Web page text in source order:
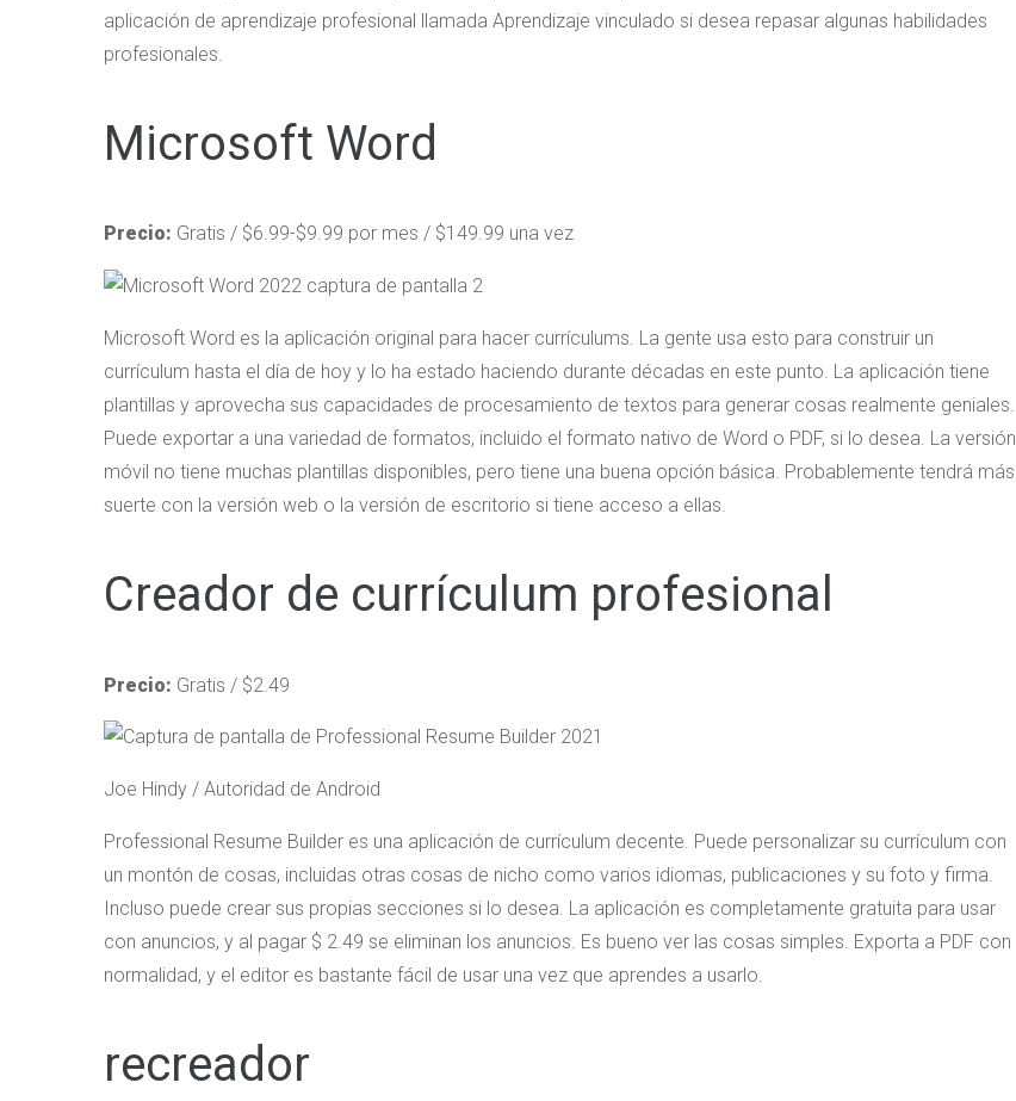
aplicación de aprendizaje profesional llamada Aprendizaje vinculado si desea repasar algunas habilidades
profesionales.
Microsoft Word
Precio: Gratis / $6.99-$9.99 por mes / $149.99 una vez
Microsoft Word es la aplicación original para hacer currículums. La gente usa esto para construir un
currículum hasta el día de hoy y lo ha estado haciendo durante décadas en este punto. La aplicación tiene
plantillas y aprovecha sus capacidades de procesamiento de textos para generar cosas realmente geniales.
Puede exportar a una variedad de formatos, incluido el formato nativo de Word o PDF, si lo desea. La versión
móvil no tiene muchas plantillas disponibles, pero tiene una buena opción básica. Probablemente tendrá más
suerte con la versión web o la versión de escritorio si tiene acceso a ellas.
Creador de currículum profesional
Precio: Gratis / $2.49
Joe Hindy / Autoridad de Android
Professional Resume Builder es una aplicación de currículum decente. Puede personalizar su currículum con
un montón de cosas, incluidas otras cosas de nicho como varios idiomas, publicaciones y su foto y firma.
Incluso puede crear sus propias secciones si lo desea. La aplicación es completamente gratuita para usar
con anuncios, y al pagar $ 2.49 se eliminan los anuncios. Es bueno ver las cosas simples. Exporta a PDF con
normalidad, y el editor es bastante fácil de usar una vez que aprendes a usarlo.
recreador